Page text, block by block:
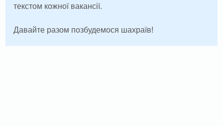
текстом кожної вакансії.
Давайте разом позбудемося шахраїв!